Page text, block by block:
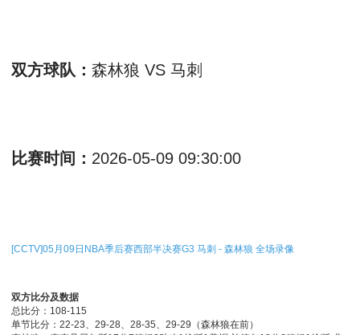
双方球队： 森林狼 VS 马刺
比赛时间： 2026-05-09 09:30:00
[CCTV]05月09日NBA季后赛西部半决赛G3 马刺 - 森林狼 全场录像
双方比分及数据
总比分：108-115
单节比分：22-23、29-28、28-35、29-29（森林狼在前）